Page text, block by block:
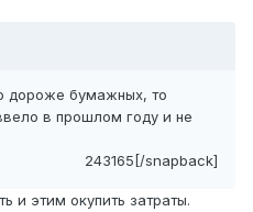
дороже бумажных, то
в прошлом году и не
243165[/snapback]
и этим окупить затраты.